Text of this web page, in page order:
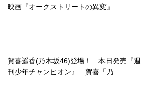
映画『オークストリートの異変』 ...
賀喜遥香(乃木坂46)登場！ 本日発売『週
刊少年チャンピオン』 賀喜「乃...